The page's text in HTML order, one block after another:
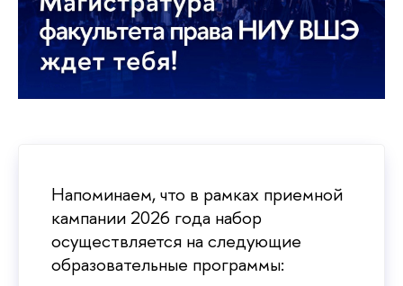
Напоминаем, что в рамках приемной
кампании 2026 года набор
осуществляется на следующие
образовательные программы: